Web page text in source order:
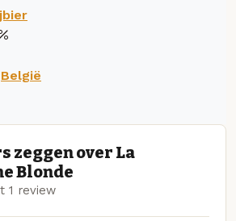
België
zeggen over La
Blonde
1 review